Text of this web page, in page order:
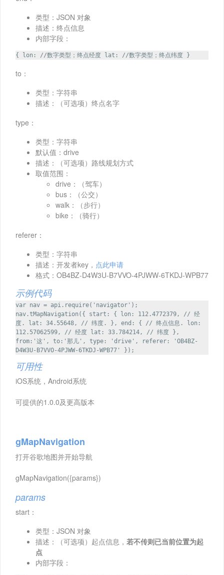
类型：JSON 对象
描述：终点信息
内部字段：
{ lon: //数字类型；终点经度 lat: //数字类型；终点纬度 }
to：
类型：字符串
描述：（可选项）终点名字
type：
类型：字符串
默认值：drive
描述：（可选项）路线规划方式
取值范围：
drive：（驾车）
bus：（公交）
walk：（步行）
bike：（骑行）
referer：
类型：字符串
描述：开发者key， 点此申请
格式：OB4BZ-D4W3U-B7VVO-4PJWW-6TKDJ-WPB77
示例代码
var nav = api.require('navigator');
nav.tMapNavigation({ start: { lon: 112.4772379, // 经
度. lat: 34.55648, // 纬度. }, end: { // 终点信息. lon:
112.57062599, // 经度 lat: 33.784214, // 纬度 },
from:'这', to:'那儿', type: 'drive', referer: 'OB4BZ-
D4W3U-B7VVO-4PJWW-6TKDJ-WPB77' });
可用性
iOS系统，Android系统
可提供的1.0.0及更高版本
gMapNavigation
打开谷歌地图并开始导航
gMapNavigation({params})
params
start：
类型：JSON 对象
描述：（可选项）起点信息， 若不传则已当前位置为起
点
内部字段：